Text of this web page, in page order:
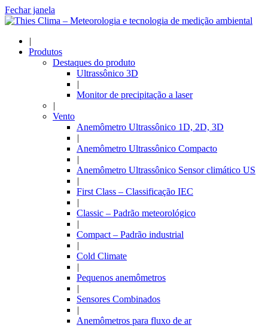
Fechar janela
|
Produtos
Destaques do produto
Ultrassônico 3D
|
Monitor de precipitação a laser
|
Vento
Anemômetro Ultrassônico 1D, 2D, 3D
|
Anemômetro Ultrassônico Compacto
|
Anemômetro Ultrassônico Sensor climático US
|
First Class – Classificação IEC
|
Classic – Padrão meteorológico
|
Compact – Padrão industrial
|
Cold Climate
|
Pequenos anemômetros
|
Sensores Combinados
|
Anemômetros para fluxo de ar